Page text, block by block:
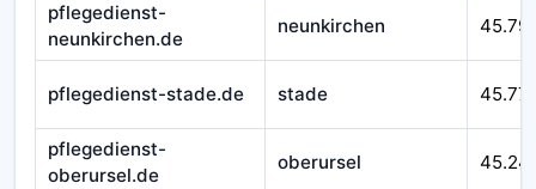
pflegedienst-
neunkirchen.de
neunkirchen
pflegedienst-stade.de stade
pflegedienst-
oberursel.de
oberursel